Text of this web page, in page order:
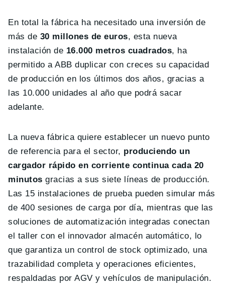
En total la fábrica ha necesitado una inversión de
más de 30 millones de euros, esta nueva
instalación de 16.000 metros cuadrados, ha
permitido a ABB duplicar con creces su capacidad
de producción en los últimos dos años, gracias a
las 10.000 unidades al año que podrá sacar
adelante.
La nueva fábrica quiere establecer un nuevo punto
de referencia para el sector, produciendo un
cargador rápido en corriente continua cada 20
minutos gracias a sus siete líneas de producción.
Las 15 instalaciones de prueba pueden simular más
de 400 sesiones de carga por día, mientras que las
soluciones de automatización integradas conectan
el taller con el innovador almacén automático, lo
que garantiza un control de stock optimizado, una
trazabilidad completa y operaciones eficientes,
respaldadas por AGV y vehículos de manipulación.